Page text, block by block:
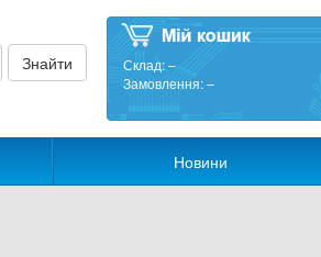
Склад:–
Замовлення:–
Новини